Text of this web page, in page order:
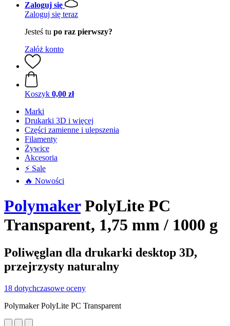
Zaloguj się
Zaloguj się teraz
Jesteś tu po raz pierwszy?
Załóż konto
Koszyk 0,00 zł
Marki
Drukarki 3D i więcej
Części zamienne i ulepszenia
Filamenty
Żywice
Akcesoria
⚡ Sale
🔥 Nowości
PolymakerPolyLite PC
Transparent, 1,75 mm / 1000 g
Poliwęglan dla drukarki desktop 3D,
przejrzysty naturalny
18 dotychczasowe oceny
Polymaker PolyLite PC Transparent